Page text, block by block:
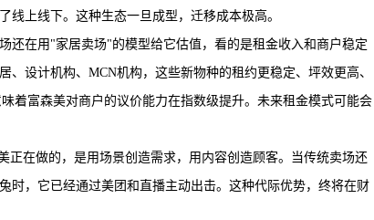
线上线下。这种生态一旦成型，迁移成本极高。
还在用"家居卖场"的模型给它估值，看的是租金收入和商户稳定
设计机构、MCN机构，这些新物种的租约更稳定、坪效更高、
着富森美对商户的议价能力在指数级提升。未来租金模式可能会
在做的，是用场景创造需求，用内容创造顾客。当传统卖场还
时，它已经通过美团和直播主动出击。这种代际优势，终将在财